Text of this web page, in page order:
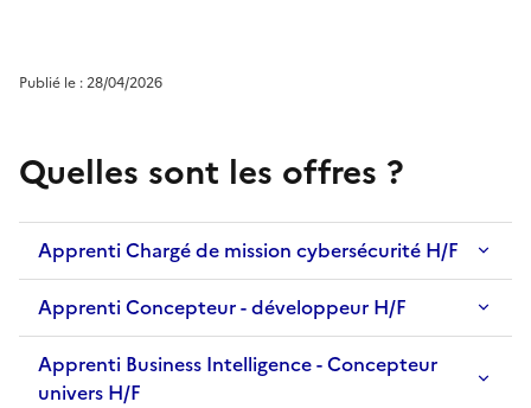
Publié le : 28/04/2026
Quelles sont les offres ?
Apprenti Chargé de mission cybersécurité H/F
Apprenti Concepteur - développeur H/F
Apprenti Business Intelligence - Concepteur
univers H/F